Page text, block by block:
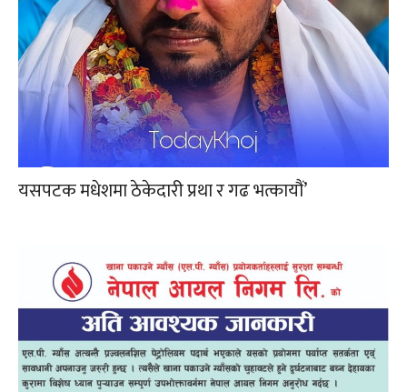
यसपटक मधेशमा ठेकेदारी प्रथा र गढ भत्कायौं’